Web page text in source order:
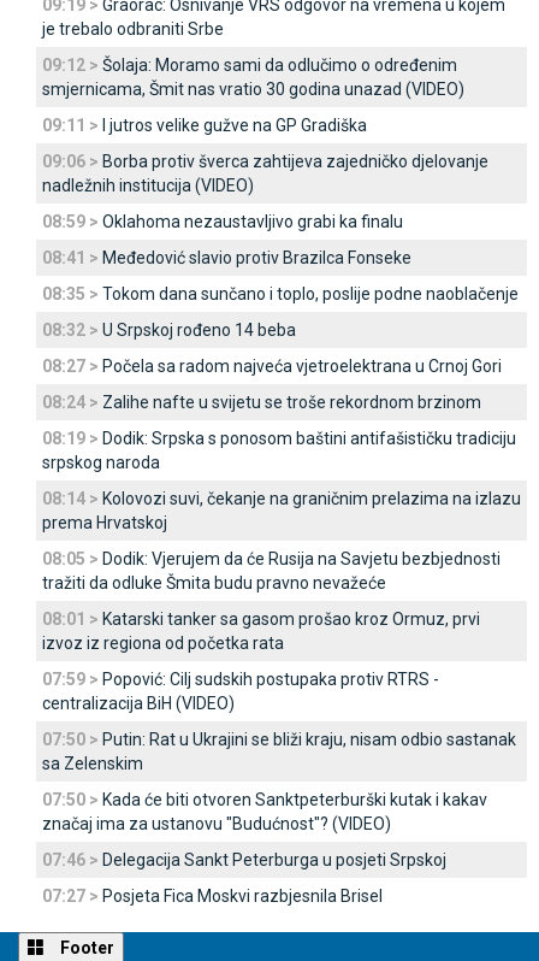
09:19 > Graorac: Osnivanje VRS odgovor na vremena u kojem
je trebalo odbraniti Srbe
09:12 > Šolaja: Moramo sami da odlučimo o određenim
smjernicama, Šmit nas vratio 30 godina unazad (VIDEO)
09:11 >
I jutros velike gužve na GP Gradiška
09:06 > Borba protiv šverca zahtijeva zajedničko djelovanje
nadležnih institucija (VIDEO)
08:59 > Oklahoma nezaustavljivo grabi ka finalu
08:41 > Međedović slavio protiv Brazilca Fonseke
08:35 > Tokom dana sunčano i toplo, poslije podne naoblačenje
08:32 > U Srpskoj rođeno 14 beba
08:27 > Počela sa radom najveća vjetroelektrana u Crnoj Gori
08:24 > Zalihe nafte u svijetu se troše rekordnom brzinom
08:19 > Dodik: Srpska s ponosom baštini antifašističku tradiciju
srpskog naroda
08:14 > Kolovozi suvi, čekanje na graničnim prelazima na izlazu
prema Hrvatskoj
08:05 > Dodik: Vjerujem da će Rusija na Savjetu bezbjednosti
tražiti da odluke Šmita budu pravno nevažeće
08:01 > Katarski tanker sa gasom prošao kroz Ormuz, prvi
izvoz iz regiona od početka rata
07:59 > Popović: Cilj sudskih postupaka protiv RTRS -
centralizacija BiH (VIDEO)
07:50 > Putin: Rat u Ukrajini se bliži kraju, nisam odbio sastanak
sa Zelenskim
07:50 > Kada će biti otvoren Sanktpeterburški kutak i kakav
značaj ima za ustanovu "Budućnost"? (VIDEO)
07:46 > Delegacija Sankt Peterburga u posjeti Srpskoj
07:27 > Posjeta Fica Moskvi razbjesnila Brisel
Footer